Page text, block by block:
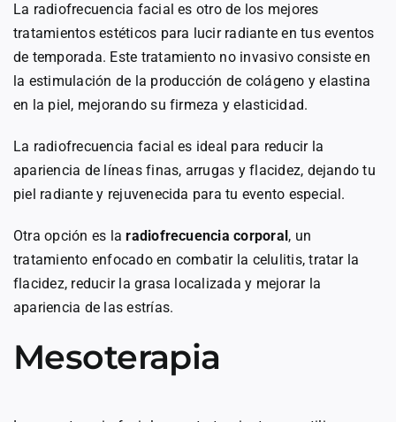
La radiofrecuencia facial es otro de los mejores
tratamientos estéticos para lucir radiante en tus eventos
de temporada. Este tratamiento no invasivo consiste en
la estimulación de la producción de colágeno y elastina
en la piel, mejorando su firmeza y elasticidad.
La radiofrecuencia facial es ideal para reducir la
apariencia de líneas finas, arrugas y flacidez, dejando tu
piel radiante y rejuvenecida para tu evento especial.
Otra opción es laradiofrecuencia corporal , un
tratamiento enfocado en combatir la celulitis, tratar la
flacidez, reducir la grasa localizada y mejorar la
apariencia de las estrías.
Mesoterapia